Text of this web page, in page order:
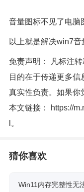
音量图标不见了电脑
以上就是解决win7
免责声明： 凡标注
目的在于传递更多
真实性负责。如果你
本文链接：
https://
。
猜你喜欢
Win11内存完整性无